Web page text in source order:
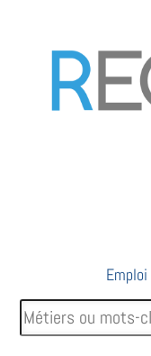
Emploi